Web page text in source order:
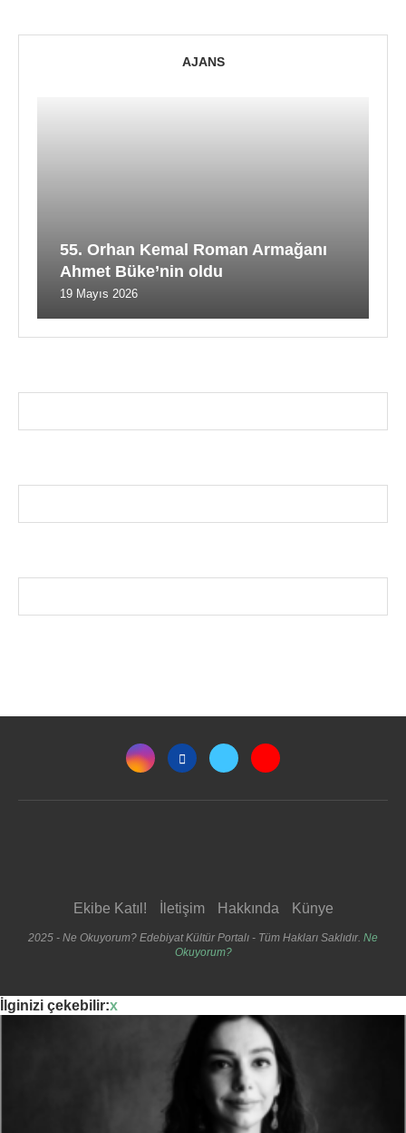
AJANS
55. Orhan Kemal Roman Armağanı
Ahmet Büke’nin oldu
19 Mayıs 2026
Ekibe Katıl! İletişim Hakkında Künye
2025 - Ne Okuyorum? Edebiyat Kültür Portalı - Tüm Hakları Saklıdır. Ne
Okuyorum?
İlginizi çekebilir:x